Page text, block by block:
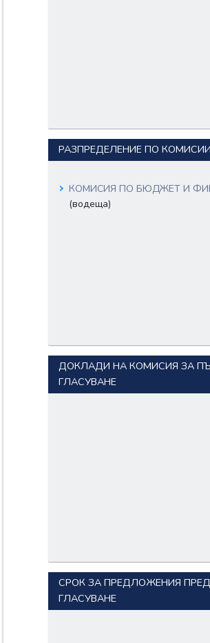
РАЗПРЕДЕЛЕНИЕ ПО КОМИСИИ
КОМИСИЯ ПО БЮДЖЕТ И
(водеща)
ДОКЛАДИ НА КОМИСИЯ ЗА
ГЛАСУВАНЕ
СРОК ЗА ПРЕДЛОЖЕНИЯ
ГЛАСУВАНЕ